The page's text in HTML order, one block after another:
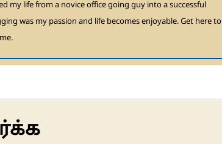
my life from a novice office going guy into a successful
was my passion and life becomes enjoyable. Get here to